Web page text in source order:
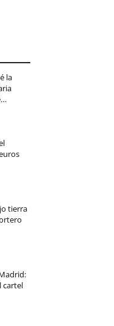
la
tierra
cartel